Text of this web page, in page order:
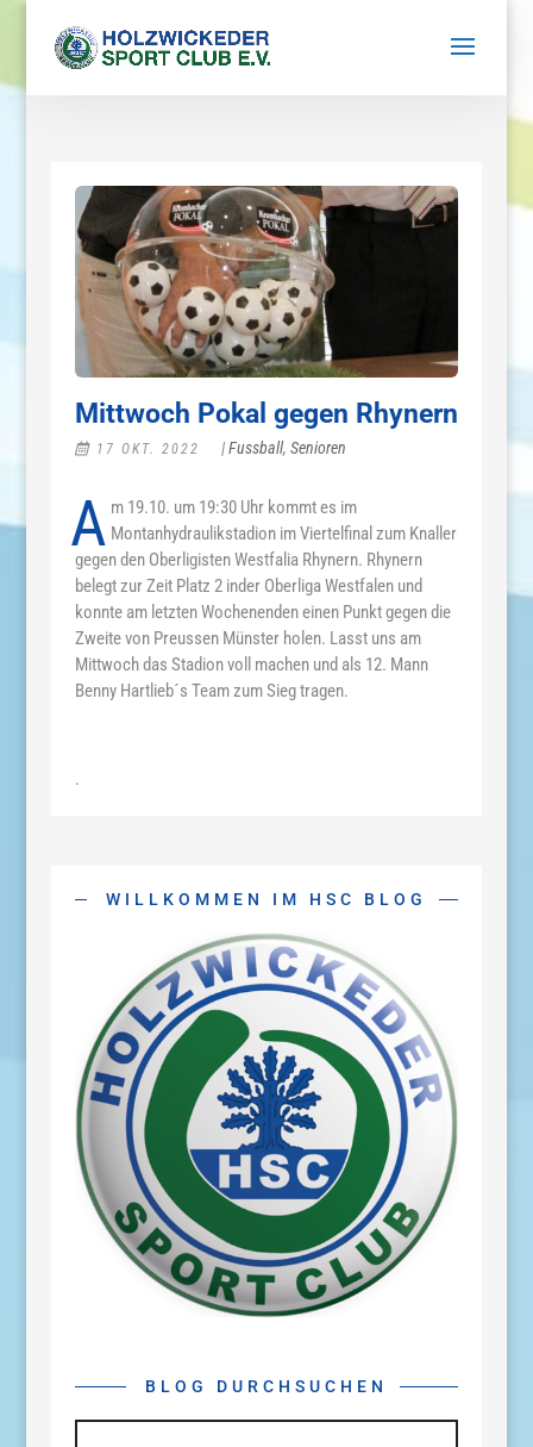
Mittwoch Pokal gegen Rhynern
17 OKT. 2022 |Fussball, Senioren
A m 19.10. um 19:30 Uhr kommt es im
Montanhydraulikstadion im Viertelfinal zum Knaller
gegen den Oberligisten Westfalia Rhynern. Rhynern
belegt zur Zeit Platz 2 inder Oberliga Westfalen und
konnte am letzten Wochenenden einen Punkt gegen die
Zweite von Preussen Münster holen. Lasst uns am
Mittwoch das Stadion voll machen und als 12. Mann
Benny Hartlieb´s Team zum Sieg tragen.
.
WILLKOMMEN IM HSC BLOG
BLOG DURCHSUCHEN